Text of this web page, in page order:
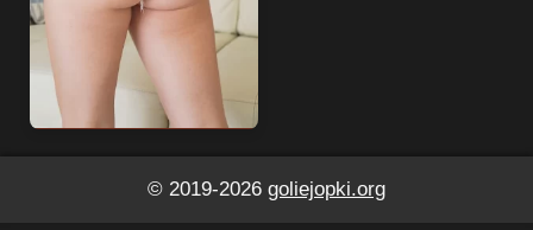
© 2019-2026 goliejopki.org